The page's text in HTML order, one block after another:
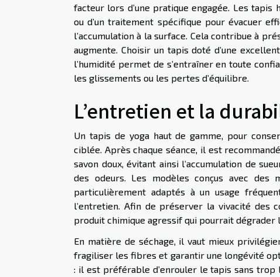
facteur lors d’une pratique engagée. Les tapis
ou d’un traitement spécifique pour évacuer
l’accumulation à la surface. Cela contribue à
augmente. Choisir un tapis doté d’une
l’humidité permet de s’entraîner en toute
les glissements ou les pertes d’équilibre.
L’entretien et la
Un tapis de yoga haut de gamme, pour
ciblée. Après chaque séance, il est
savon doux, évitant ainsi l’accumulation de
des odeurs. Les modèles conçus avec des
particulièrement adaptés à un usage
l’entretien. Afin de préserver la vivacité des
produit chimique agressif qui pourrait dégrader
En matière de séchage, il vaut mieux
fragiliser les fibres et garantir une longévité
: il est préférable d’enrouler le tapis sans